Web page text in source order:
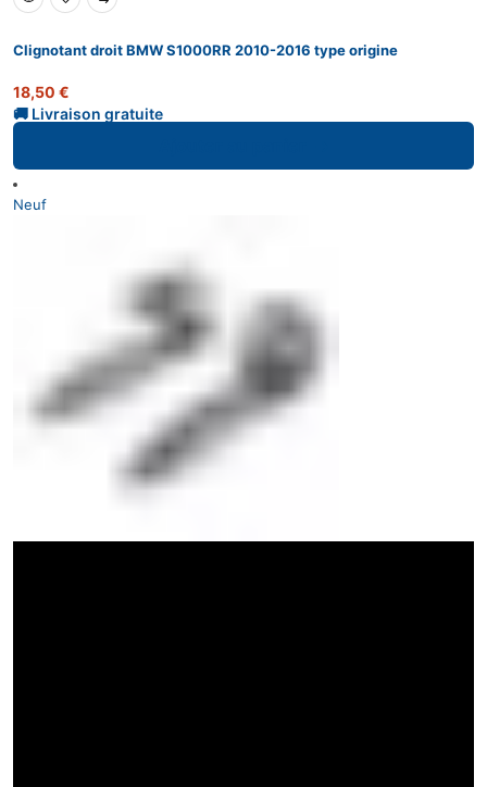
Clignotant droit BMW S1000RR 2010-2016 type origine
18,50 €
Neuf